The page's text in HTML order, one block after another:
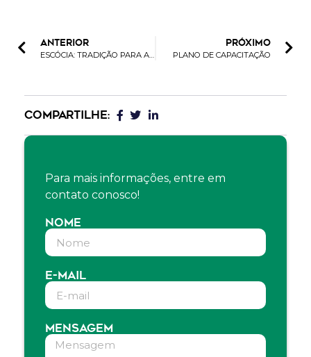
ANTERIOR
ESCÓCIA: TRADIÇÃO PARA ALÉM DAS SAIAS XADREZES!
PRÓXIMO
PLANO DE CAPACITAÇÃO
COMPARTILHE:
Para mais informações, entre em
contato conosco!
NOME
E-MAIL
MENSAGEM